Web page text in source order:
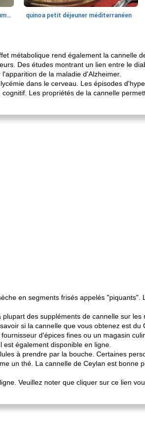
patates douces rôties au miel / kumara quinoa petit déjeuner méditerranéen
métabolique rend également la cannelle
Des études montrant un lien entre le
de la maladie d'Alzheimer.
dans le cerveau. Les épisodes
Les propriétés de la cannelle
en segments frisés appelés "piquants".
des suppléments de cannelle sur les
si la cannelle que vous obtenez est du
d'épices fines ou un magasin
également disponible en ligne.
à prendre par la bouche. Certaines
un thé. La cannelle de Ceylan est bonne
Veuillez noter que cliquer sur ce lien